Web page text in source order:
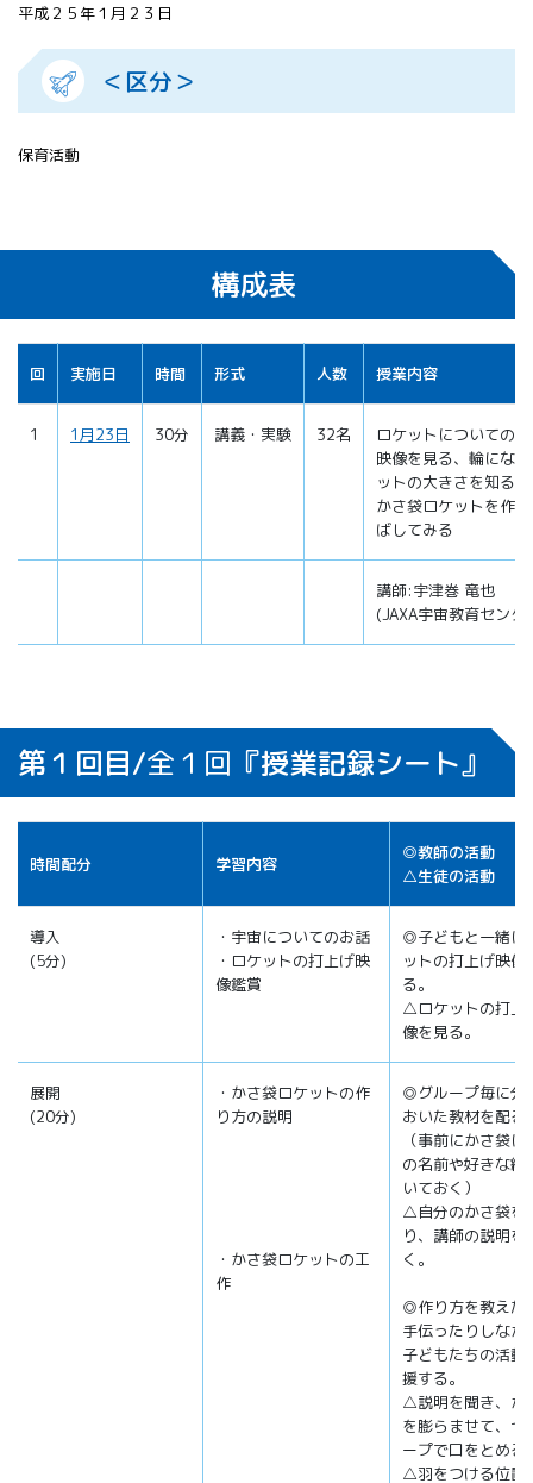
平成２５年１月２３日
＜区分＞
保育活動
構成表
回 実施日 時間 形式 人数 授業内容
1 1月23日 30分 講義・実験 32名
ロケットについての
映像を見る、輪にな
ットの大きさを知る)
かさ袋ロケットを作
ばしてみる
講師:宇津巻 竜也
(JAXA宇宙教育センタ
第１回目/全１回 『授業記録シート』
時間配分 学習内容
◎教師の活動
△生徒の活動
導入
(5分)
・宇宙についてのお話
・ロケットの打上げ映
像鑑賞
◎子どもと一緒に
ットの打上げ映像
る。
△ロケットの打上
像を見る。
展開
(20分)
・かさ袋ロケットの作
り方の説明
・かさ袋ロケットの工
作
◎グループ毎に分
おいた教材を配る
（事前にかさ袋に
の名前や好きな絵
いておく）
△自分のかさ袋を
り、講師の説明を
く。
◎作り方を教えた
手伝ったりしなが
子どもたちの活動
援する。
△説明を聞き、か
を膨らませて、セ
ープで口をとめる
△羽をつける位置